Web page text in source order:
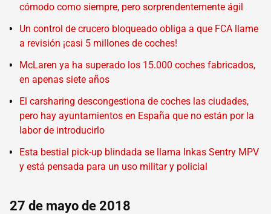
cómodo como siempre, pero sorprendentemente ágil
Un control de crucero bloqueado obliga a que FCA llame
a revisión ¡casi 5 millones de coches!
McLaren ya ha superado los 15.000 coches fabricados,
en apenas siete años
El carsharing descongestiona de coches las ciudades,
pero hay ayuntamientos en España que no están por la
labor de introducirlo
Esta bestial pick-up blindada se llama Inkas Sentry MPV
y está pensada para un uso militar y policial
27 de mayo de 2018